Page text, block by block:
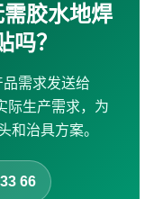
胶水地焊
吗？
需求发送给
际生产需求，为
和治具方案。
66